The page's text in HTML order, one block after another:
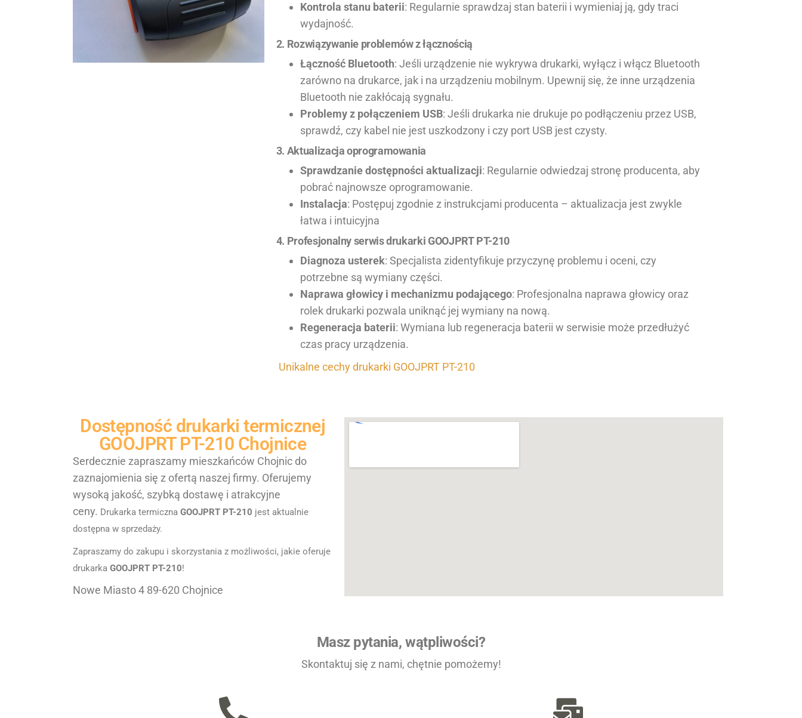
Kontrola stanu baterii: Regularnie sprawdzaj stan baterii i wymieniaj ją, gdy traci
wydajność.
2. Rozwiązywanie problemów z łącznością
Łączność Bluetooth: Jeśli urządzenie nie wykrywa drukarki, wyłącz i włącz Bluetooth
zarówno na drukarce, jak i na urządzeniu mobilnym. Upewnij się, że inne urządzenia
Bluetooth nie zakłócają sygnału.
Problemy z połączeniem USB: Jeśli drukarka nie drukuje po podłączeniu przez USB,
sprawdź, czy kabel nie jest uszkodzony i czy port USB jest czysty.
3. Aktualizacja oprogramowania
Sprawdzanie dostępności aktualizacji: Regularnie odwiedzaj stronę producenta, aby
pobrać najnowsze oprogramowanie.
Instalacja: Postępuj zgodnie z instrukcjami producenta – aktualizacja jest zwykle
łatwa i intuicyjna
4. Profesjonalny serwis drukarki GOOJPRT PT-210
Diagnoza usterek: Specjalista zidentyfikuje przyczynę problemu i oceni, czy
potrzebne są wymiany części.
Naprawa głowicy i mechanizmu podającego: Profesjonalna naprawa głowicy oraz
rolek drukarki pozwala uniknąć jej wymiany na nową.
Regeneracja baterii: Wymiana lub regeneracja baterii w serwisie może przedłużyć
czas pracy urządzenia.
Unikalne cechy drukarki GOOJPRT PT-210
Dostępność drukarki termicznej
GOOJPRT PT-210 Chojnice
Serdecznie zapraszamy mieszkańców Chojnic do
zaznajomienia się z ofertą naszej firmy. Oferujemy
wysoką jakość, szybką dostawę i atrakcyjne
ceny. Drukarka termiczna GOOJPRT PT-210 jest aktualnie
dostępna w sprzedaży.
Zapraszamy do zakupu i skorzystania z możliwości, jakie oferuje
drukarka GOOJPRT PT-210!
Nowe Miasto 4 89-620 Chojnice
Masz pytania, wątpliwości?
Skontaktuj się z nami, chętnie pomożemy!